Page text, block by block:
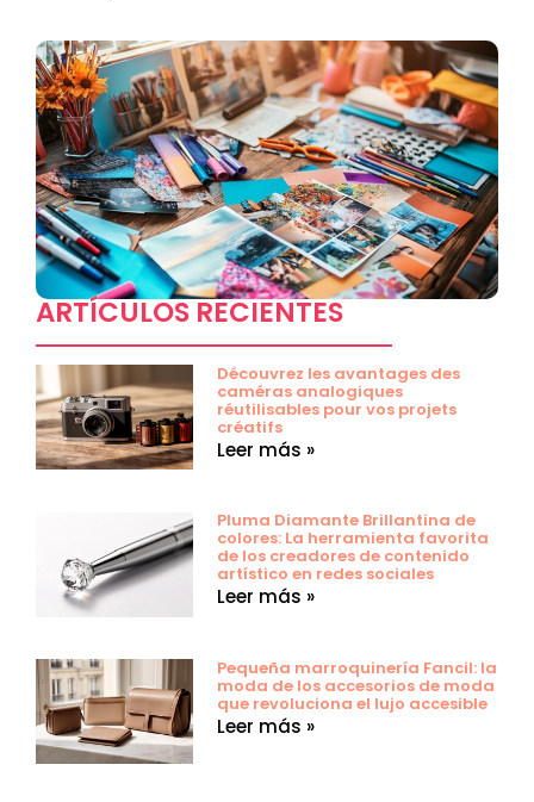
ARTÍCULOS RECIENTES
Découvrez les avantages des
caméras analogiques
réutilisables pour vos projets
créatifs
Leer más »
Pluma Diamante Brillantina de
colores: La herramienta favorita
de los creadores de contenido
artístico en redes sociales
Leer más »
Pequeña marroquinería Fancil: la
moda de los accesorios de moda
que revoluciona el lujo accesible
Leer más »